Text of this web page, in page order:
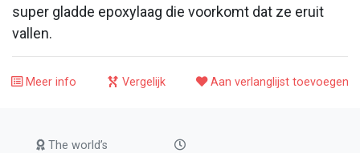
super gladde epoxylaag die voorkomt dat ze eruit
vallen.
Meer info Vergelijk Aan verlanglijst toevoegen
The world’s